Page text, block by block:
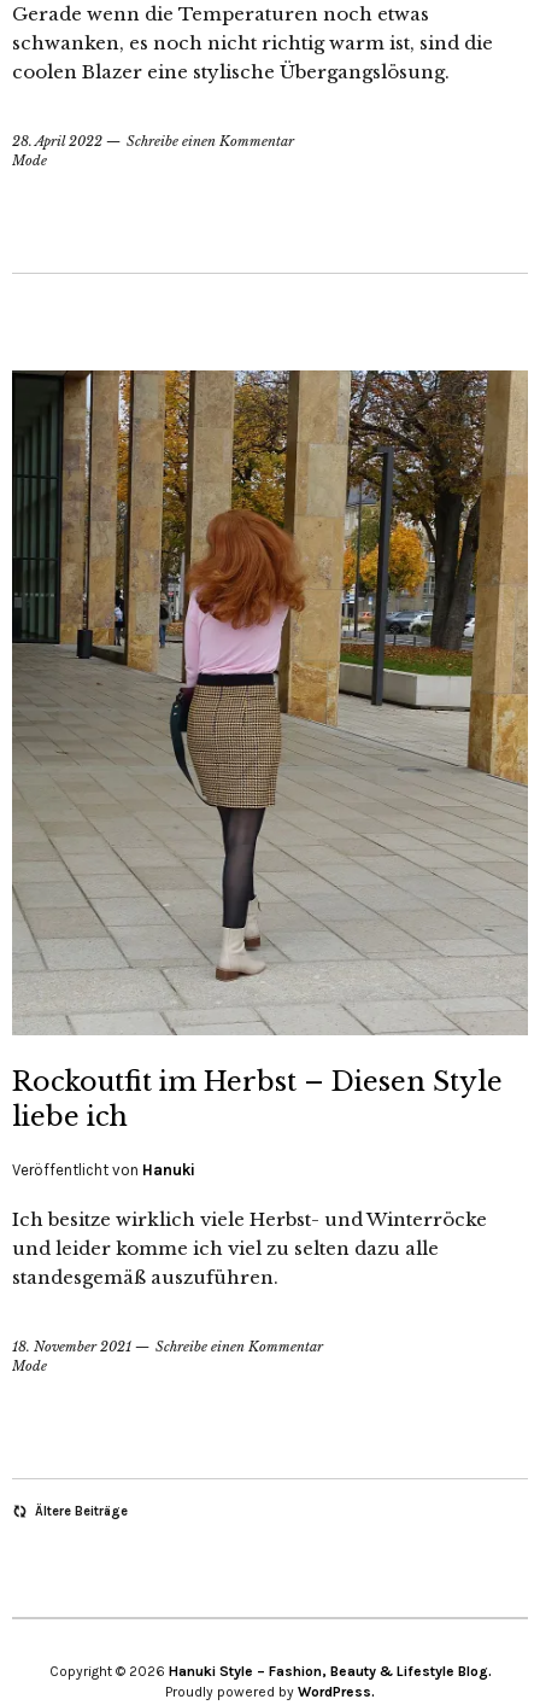
Gerade wenn die Temperaturen noch etwas
schwanken, es noch nicht richtig warm ist, sind die
coolen Blazer eine stylische Übergangslösung.
28. April 2022
Schreibe einen Kommentar
Mode
Rockoutfit im Herbst – Diesen Style
liebe ich
Veröffentlicht von Hanuki
Ich besitze wirklich viele Herbst- und Winterröcke
und leider komme ich viel zu selten dazu alle
standesgemäß auszuführen.
18. November 2021
Schreibe einen Kommentar
Mode
Ältere Beiträge
Copyright © 2026 Hanuki Style – Fashion, Beauty & Lifestyle Blog.
Proudly powered by WordPress.